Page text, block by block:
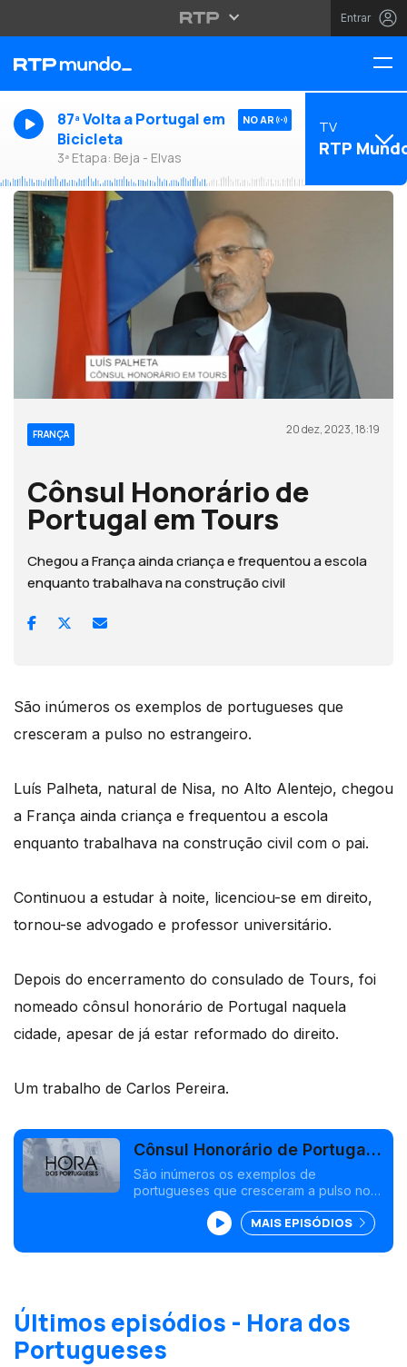
Entrar
87ª Volta a Portugal em
Bicicleta
3ª Etapa: Beja - Elvas
NO AR TV
RTP
FRANÇA 20 dez, 2023, 18:19
Cônsul Honorário de
Portugal em Tours
Chegou a França ainda criança e frequentou a escola
enquanto trabalhava na construção civil
São inúmeros os exemplos de portugueses que
cresceram a pulso no estrangeiro.
Luís Palheta, natural de Nisa, no Alto Alentejo, chegou
a França ainda criança e frequentou a escola
enquanto trabalhava na construção civil com o pai.
Continuou a estudar à noite, licenciou-se em direito,
tornou-se advogado e professor universitário.
Depois do encerramento do consulado de Tours, foi
nomeado cônsul honorário de Portugal naquela
cidade, apesar de já estar reformado do direito.
Um trabalho de Carlos Pereira.
Cônsul Honorário de Portugal
em Tours
São inúmeros os exemplos de
portugueses que cresceram a pulso no
no Alto Alentejo, chegou a França ainda
criança e frequentou a escola enquanto
trabalhava na construção civil com o pai.
MAIS EPISÓDIOS
Últimos episódios - Hora dos
Portugueses